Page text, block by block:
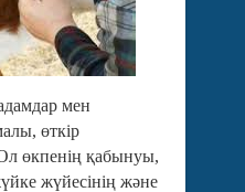
мен
өткір
өкпенің қабынуы,
жүйесінің және